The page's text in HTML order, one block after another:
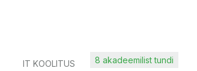
IT KOOLITUS 8 akadeemilist tundi